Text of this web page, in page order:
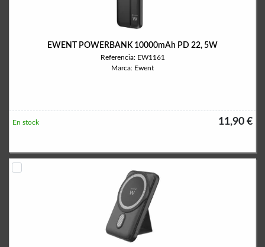
EWENT POWERBANK 10000mAh PD 22, 5W
Referencia: EW1161
Marca: Ewent
11,90 €
En stock